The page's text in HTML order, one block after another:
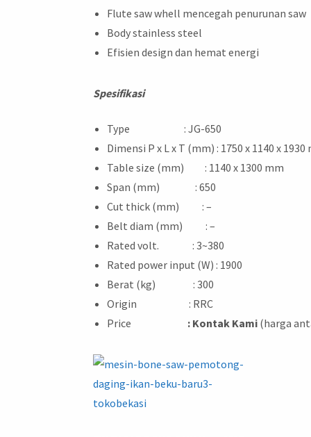
Flute saw whell mencegah penurunan saw
Body stainless steel
Efisien design dan hemat energi
Spesifikasi
Type : JG-650
Dimensi P x L x T (mm) : 1750 x 1140 x 1930
Table size (mm) : 1140 x 1300 mm
Span (mm) : 650
Cut thick (mm) : –
Belt diam (mm) : –
Rated volt. : 3~380
Rated power input (W) : 1900
Berat (kg) : 300
Origin : RRC
Price
: Kontak Kami (harga